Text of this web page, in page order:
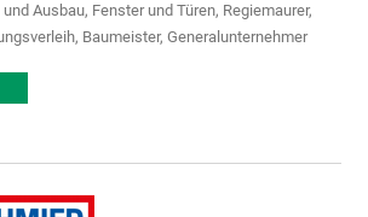
Ausbau, Fenster und Türen, Regiemaurer,
Baumeister, Generalunternehmer